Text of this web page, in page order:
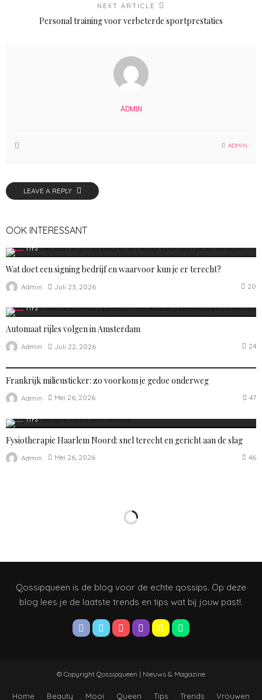
NEXT ARTICLE
Personal training voor verbeterde sportprestaties
ADMIN
ADMIN
LEAVE A REPLY
OOK INTERESSANT
TIPS
Wat doet een signing bedrijf en waarvoor kun je er terecht?
Admin Juli 23, 2026 20
TIPS
Automaat rijles volgen in Amsterdam
Admin Juli 22, 2026 24
Frankrijk milieusticker: zo voorkom je gedoe onderweg
Admin Mei 26, 2026 47
TIPS
Fysiotherapie Haarlem Noord: snel terecht en gericht aan de slag
Admin Mei 26, 2026 46
Qossipqueen is de blog voor de echte qossips. Op deze
blog lees je de laatste trends en tips wat bij jouw past!.
© Copyright Qossipqueen | Nieuws & Magazine
Home Beauty Mooi Queen Tips Trends Vrouwen